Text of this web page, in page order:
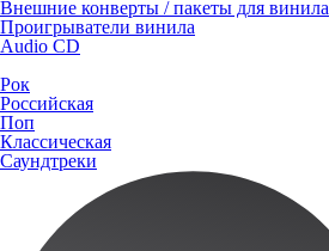
Внешние конверты / пакеты для винила
Проигрыватели винила
Audio CD
Рок
Российская
Поп
Классическая
Саундтреки